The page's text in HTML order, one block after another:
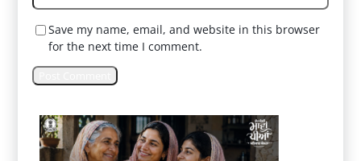
Save my name, email, and website in this browser
for the next time I comment.